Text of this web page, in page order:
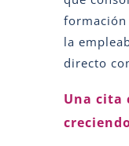
formación
la
directo
Una cita